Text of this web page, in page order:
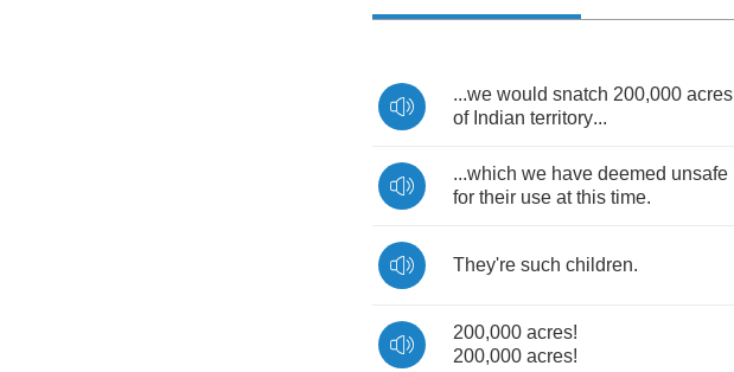
...we would snatch 200,000 acres
of Indian territory...
...which we have deemed unsafe
for their use at this time.
They're such children.
200,000 acres!
200,000 acres!